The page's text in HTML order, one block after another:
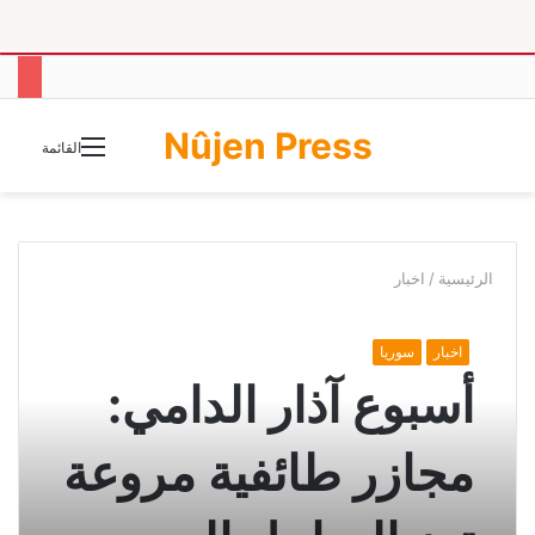
Nûjen Press القائمة
الرئيسية / اخبار
اخبار سوريا
أسبوع آذار الدامي:
مجازر طائفية مروعة